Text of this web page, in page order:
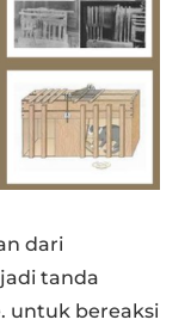
dari
tanda
untuk bereaksi